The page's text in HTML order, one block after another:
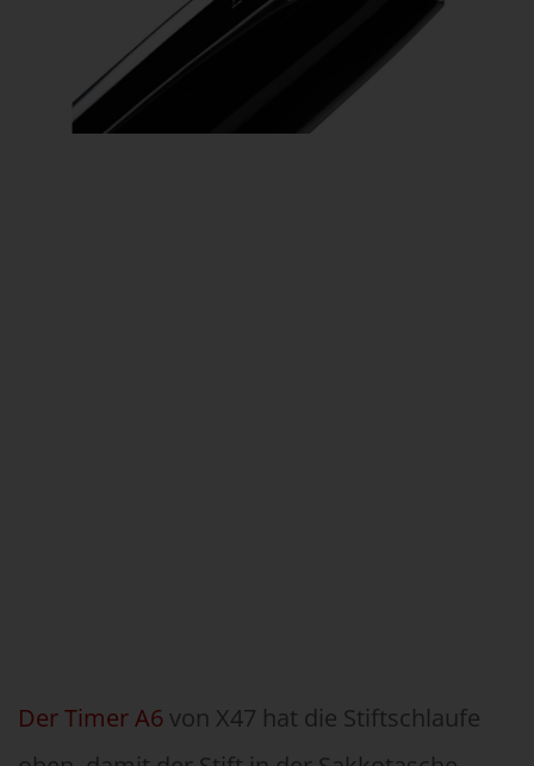
Der Timer A6 von X47 hat die Stiftschlaufe